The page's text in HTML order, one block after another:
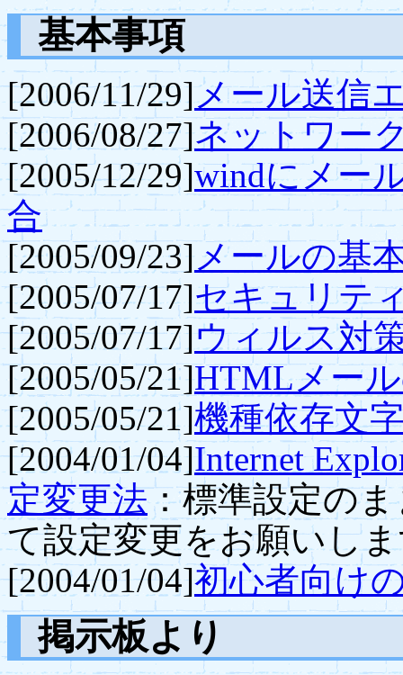
基本事項
[2006/11/29]メール送信
[2006/08/27]ネットワー
[2005/12/29]windにメー
合
[2005/09/23]メールの基
[2005/07/17]セキュリテ
[2005/07/17]ウィルス対
[2005/05/21]HTMLメー
[2005/05/21]機種依存文
[2004/01/04]Internet
定変更法：標準設定の
て設定変更をお願いし
[2004/01/04]初心者向け
掲示板より